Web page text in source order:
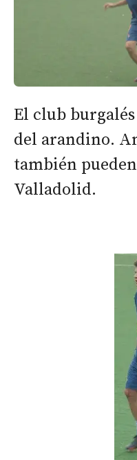
El club
del arandino.
también
Valladolid.